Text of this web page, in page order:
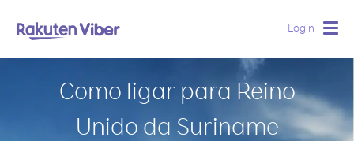
Login
Como ligar para Reino
Unido da Suriname